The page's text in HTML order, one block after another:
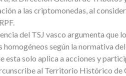
a las criptomonedas, al
del TSJ vasco argumenta que
homogéneos según la normativa
esta solo aplica a acciones y
al Territorio Histórico de